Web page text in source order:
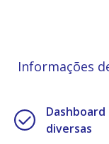
Informações
diversas